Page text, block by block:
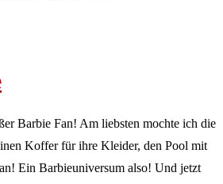
Barbie Fan! Am liebsten mochte ich die
Koffer für ihre Kleider, den Pool mit
Ein Barbieuniversum also! Und jetzt